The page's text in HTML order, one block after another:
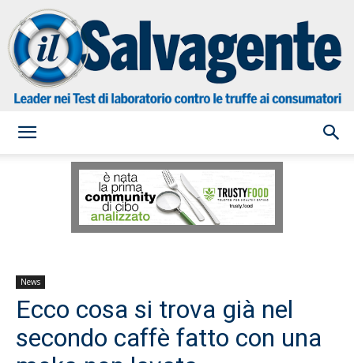
Salvagente
News
Ecco cosa si trova già nel
secondo caffè fatto con una